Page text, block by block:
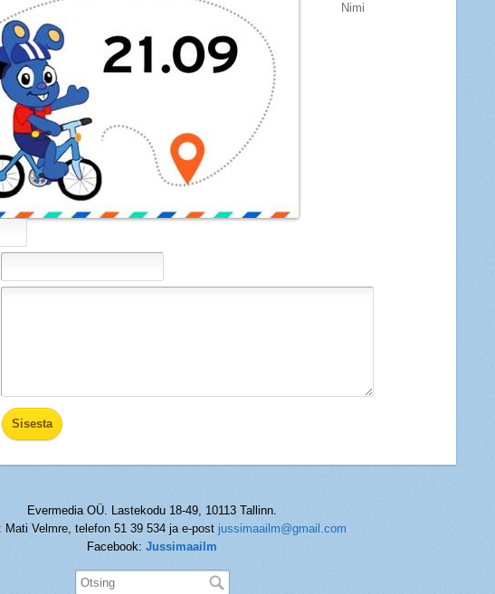
Nimi
Evermedia OÜ. Lastekodu 18-49, 10113 Tallinn.
Mati Velmre, telefon 51 39 534 ja e-post jussimaailm@gmail.com
Facebook: Jussimaailm